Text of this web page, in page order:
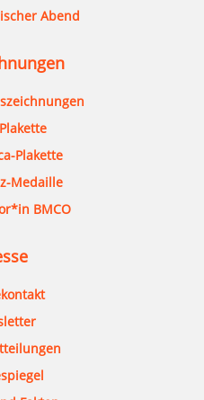
Abend
Plakette
Medaille
BMCO